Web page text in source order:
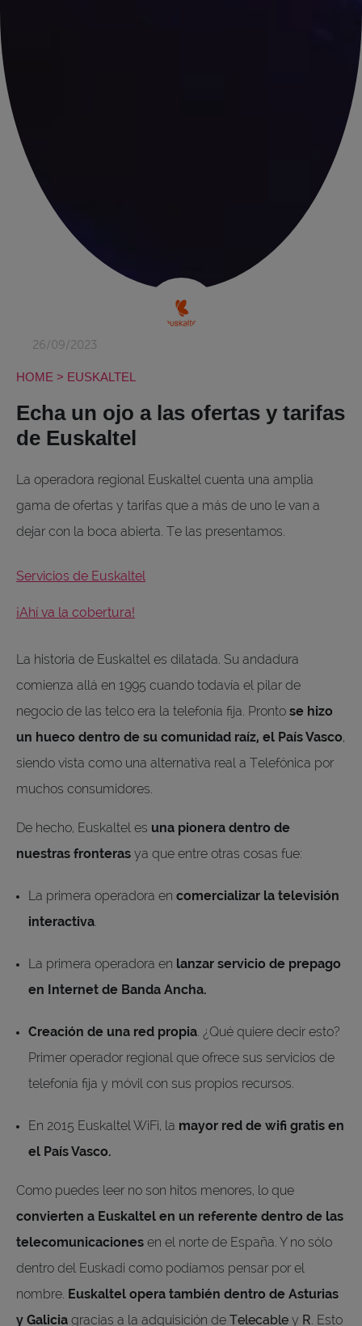
26/09/2023
HOME > EUSKALTEL
Echa un ojo a las ofertas y tarifas
de Euskaltel
La operadora regional Euskaltel cuenta una amplia
gama de ofertas y tarifas que a más de uno le van a
dejar con la boca abierta. Te las presentamos.
Servicios de Euskaltel
¡Ahí va la cobertura!
La historia de Euskaltel es dilatada. Su andadura
comienza allá en 1995 cuando todavía el pilar de
negocio de las telco era la telefonía fija. Pronto se hizo
un hueco dentro de su comunidad raíz, el País Vasco,
siendo vista como una alternativa real a Telefónica por
muchos consumidores.
De hecho, Euskaltel es una pionera dentro de
nuestras fronteras ya que entre otras cosas fue:
La primera operadora en comercializar la televisión
interactiva
La primera operadora en lanzar servicio de prepago
en Internet de Banda Ancha.
Creación de una red propia . ¿Qué quiere decir esto?
Primer operador regional que ofrece sus servicios de
telefonía fija y móvil con sus propios recursos.
En 2015 Euskaltel WiFi, la mayor red de wifi gratis en
el País Vasco.
Como puedes leer no son hitos menores, lo que
convierten a Euskaltel en un referente dentro de las
telecomunicaciones en el norte de España. Y no sólo
dentro del Euskadi como podíamos pensar por el
nombre. Euskaltel opera también dentro de Asturias
y Galicia gracias a la adquisición de Telecable y R . Esto